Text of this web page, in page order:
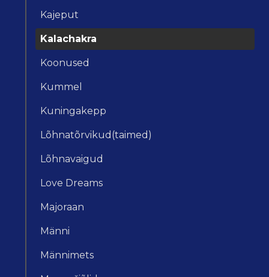
Kajeput
Kalachakra
Koonused
Kummel
Kuningakepp
Lõhnatõrvikud(taimed)
Lõhnavaigud
Love Dreams
Majoraan
Männi
Männimets